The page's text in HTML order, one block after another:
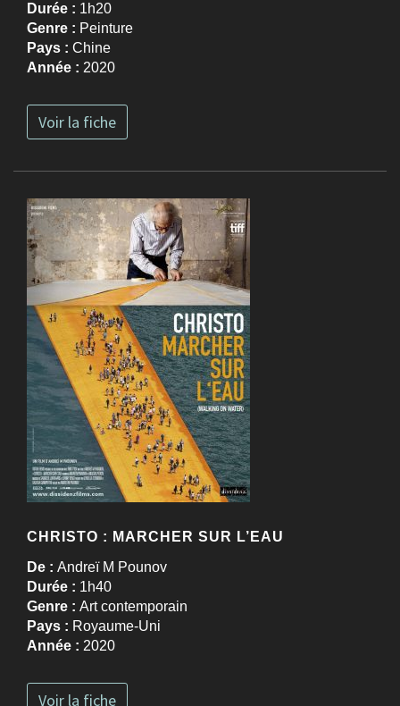
Durée : 1h20
Genre : Peinture
Pays : Chine
Année : 2020
Voir la fiche
CHRISTO : MARCHER SUR L’EAU
De : Andreï M Pounov
Durée : 1h40
Genre : Art contemporain
Pays : Royaume-Uni
Année : 2020
Voir la fiche